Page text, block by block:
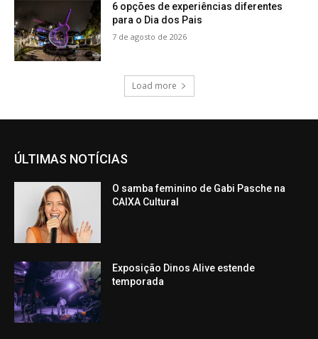
6 opções de experiências diferentes
para o Dia dos Pais
7 de agosto de 2026
Load more
ÚLTIMAS NOTÍCIAS
O samba feminino de Gabi Pasche na
CAIXA Cultural
Exposição Dinos Alive estende
temporada